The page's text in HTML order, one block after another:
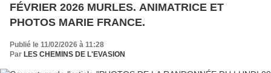
FÉVRIER 2026 MURLES. ANIMATRICE ET
PHOTOS MARIE FRANCE.
Publié le 11/02/2026 à 11:28
Par LES CHEMINS DE L'EVASION